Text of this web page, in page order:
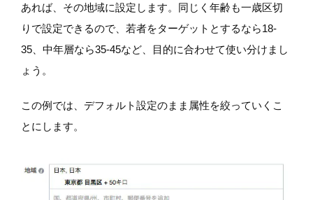
あれば、その地域に設定します。同じく年齢も一歳区切
りで設定できるので、若者をターゲットとするなら18-
35、中年層なら35-45など、目的に合わせて使い分けまし
ょう。
この例では、デフォルト設定のまま属性を絞っていくこ
とにします。